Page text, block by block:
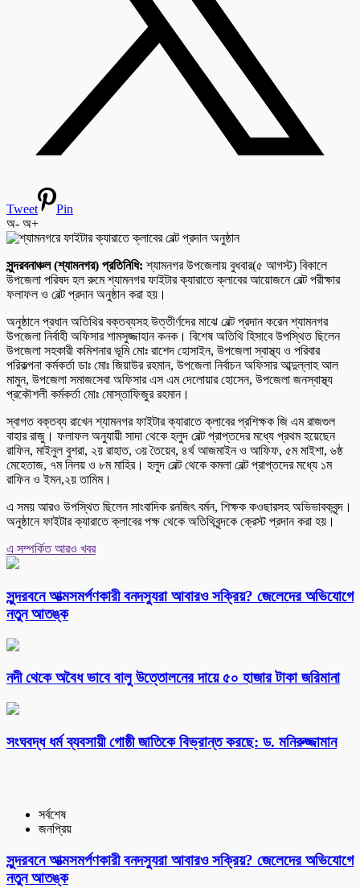
Tweet
Pin
অ- অ+
সুন্দরবনাঞ্চল (শ্যামনগর) প্রতিনিধি: শ্যামনগর উপজেলায় বুধবার(৫ আগস্ট) বিকালে
উপজেলা পরিষদ হল রুমে শ্যামনগর ফাইটার ক্যারাতে ক্লাবের আয়োজনে বেল্ট পরীক্ষার
ফলাফল ও বেল্ট প্রদান অনুষ্ঠান করা হয়।
অনুষ্ঠানে প্রধান অতিথির বক্তব্যসহ উত্তীর্ণদের মাঝে বেল্ট প্রদান করেন শ্যামনগর
উপজেলা নির্বাহী অফিসার শামসুজ্জাহান কনক। বিশেষ অতিথি হিসাবে উপস্থিত ছিলেন
উপজেলা সহকারী কমিশনার ভূমি মোঃ রাশেদ হোসাইন, উপজেলা স্বাস্থ্য ও পরিবার
পরিকল্পনা কর্মকর্তা ডাঃ মোঃ জিয়াউর রহমান, উপজেলা নির্বাচন অফিসার আব্দুল্লাহ আল
মামুন, উপজেলা সমাজসেবা অফিসার এস এম দেলোয়ার হোসেন, উপজেলা জনস্বাস্থ্য
প্রকৌশলী কর্মকর্তা মোঃ মোস্তাফিজুর রহমান।
স্বাগত বক্তব্য রাখেন শ্যামনগর ফাইটার ক্যারাতে ক্লাবের প্রশিক্ষক জি এম রাজগুল
বাহার রাজু। ফলাফল অনুযায়ী সাদা থেকে হলুদ বেল্ট প্রাপ্তদের মধ্যে প্রথম হয়েছেন
রাফিন, মাইনুল বুশরা, ২য় রাহাত, ৩য় তৈয়েব, ৪র্থ আজমাইন ও আফিফ, ৫ম মাইশা, ৬ষ্ঠ
মেহেতাজ, ৭ম নিলয় ও ৮ম মাহির। হলুদ বেল্ট থেকে কমলা বেল্ট প্রাপ্তদের মধ্যে ১ম
রাফিন ও ইমন,২য় তামিম।
এ সময় আরও উপস্থিত ছিলেন সাংবাদিক রনজিৎ বর্মন, শিক্ষক কওছারসহ অভিভাবকবৃন্দ।
অনুষ্ঠানে ফাইটার ক্যারাতে ক্লাবের পক্ষ থেকে অতিথিবৃন্দকে ক্রেস্ট প্রদান করা হয়।
এ সম্পর্কিত আরও খবর
সুন্দরবনে আত্মসমর্পণকারী বনদস্যুরা আবারও সক্রিয়? জেলেদের অভিযোগে
নতুন আতঙ্ক
নদী থেকে অবৈধ ভাবে বালু উত্তোলনের দায়ে ৫০ হাজার টাকা জরিমানা
সংঘবদ্ধ ধর্ম ব্যবসায়ী গোষ্ঠী জাতিকে বিভ্রান্ত করছে: ড. মনিরুজ্জামান
সর্বশেষ
জনপ্রিয়
সুন্দরবনে আত্মসমর্পণকারী বনদস্যুরা আবারও সক্রিয়? জেলেদের অভিযোগে
নতুন আতঙ্ক